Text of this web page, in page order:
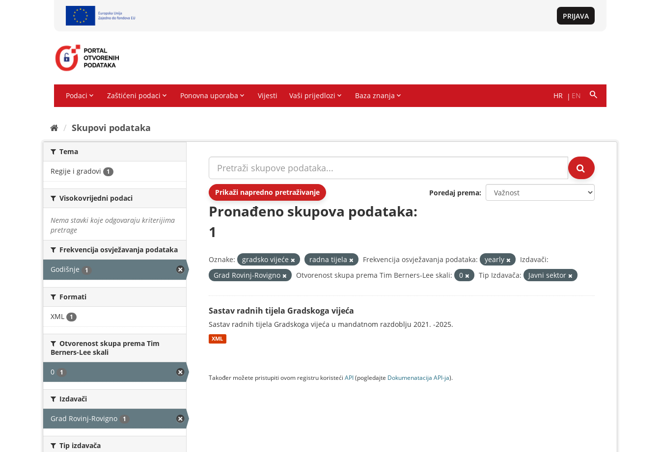
Skupovi podаtаkа
Tema
Regije i gradovi 1
Visokovrijedni podaci
Nema stavki koje odgovaraju kriterijima
pretrage
Frekvencija osvježavanja podataka
Godišnje 1
Formati
XML 1
Otvorenost skupa prema Tim
Berners-Lee skali
0 1
Izdavači
Grad Rovinj-Rovigno 1
Tip izdavača
Prikaži napredno pretraživanje Poredaj prema
Pronađeno skupova podataka:
1
Oznake: gradsko vijeće radna tijela Frekvencija osvježavanja podataka: yearly
Izdavači:
Grad Rovinj-Rovigno
Otvorenost skupa prema Tim Berners-Lee skali: 0 Tip Izdavača: Javni sektor
Sastav radnih tijela Gradskoga vijeća
Sastav radnih tijela Gradskoga vijeća u mandatnom razdoblju 2021. -2025.
XML
Također možete pristupiti ovom registru koristeći API(pogledajte Dokumenаtаcijа API-jа).